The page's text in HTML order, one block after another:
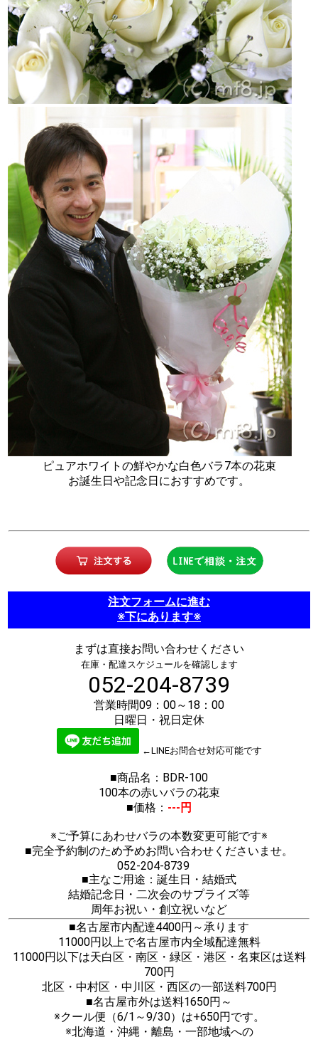
ピュアホワイトの鮮やかな白色バラ7本の花束
お誕生日や記念日におすすめです。
注文フォームに進む
※下にあります※
まずは直接お問い合わせください
在庫・配達スケジュールを確認します
052-204-8739
営業時間09：00～18：00
日曜日・祝日定休
←LINEお問合せ対応可能です
■商品名：BDR-100
100本の赤いバラの花束
■価格： ---円
※ご予算にあわせバラの本数変更可能です※
■完全予約制のため予めお問い合わせくださいませ。
052-204-8739
■主なご用途：誕生日・結婚式
結婚記念日・二次会のサプライズ等
周年お祝い・創立祝いなど
■名古屋市内配達4400円～承ります
11000円以上で名古屋市内全域配達無料
11000円以下は天白区・南区・緑区・港区・名東区は送料
700円
北区・中村区・中川区・西区の一部送料700円
■名古屋市外は送料1650円～
※クール便（6/1～9/30）は+650円です。
※北海道・沖縄・離島・一部地域への